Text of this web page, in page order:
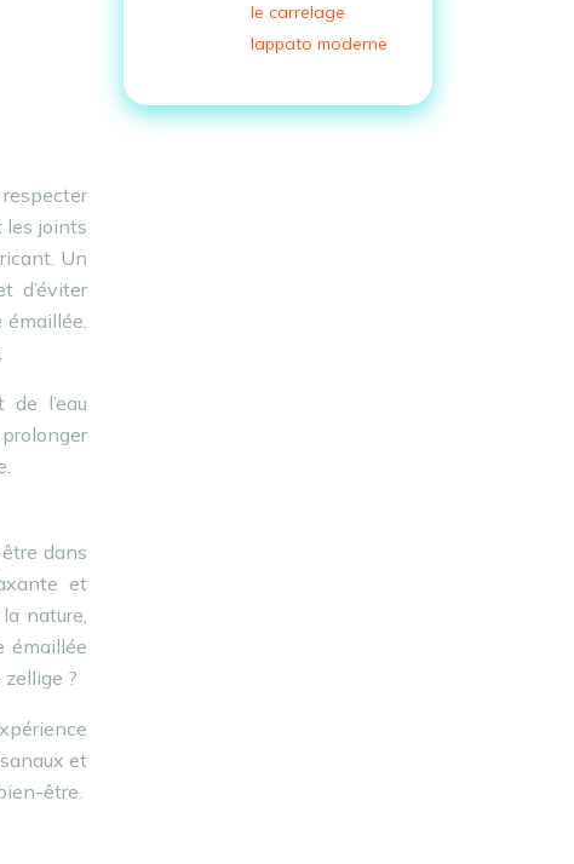
les joints
Un
d’éviter
émaillée.
l’eau
dans
et
nature,
émaillée
?
et
être.
le carrelage
lappato moderne